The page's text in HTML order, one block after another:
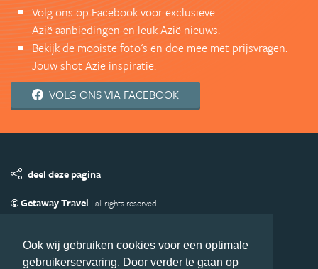
Ook wij gebruiken cookies voor een optimale
gebruikerservaring. Door verder te gaan op
Volg ons op Facebook voor exclusieve
Azië aanbiedingen en leuk Azië nieuws.
Bekijk de mooiste foto's en doe mee met prijsvragen.
Jouw shot Azië inspiratie.
VOLG ONS VIA FACEBOOK
deel deze pagina
© Getaway Travel | all rights reserved
Copyright
Privacy statement Disclaimer
Cookies